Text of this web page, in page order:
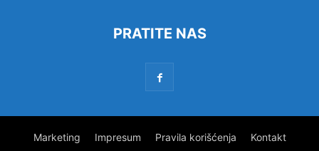
PRATITE NAS
Marketing Impresum Pravila korišćenja Kontakt